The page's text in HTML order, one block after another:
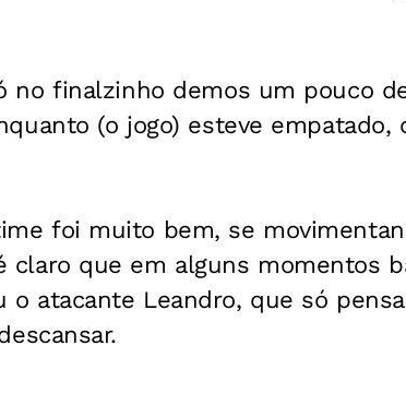
no finalzinho demos um pouco
(o jogo) esteve empatado,
foi muito bem, se
claro que em alguns momentos
o atacante Leandro, que só